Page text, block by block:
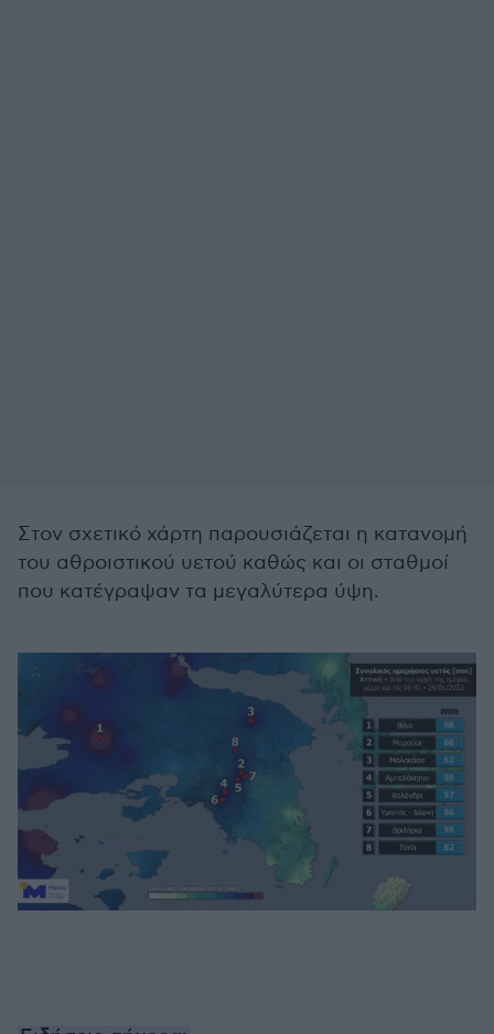
Στον σχετικό χάρτη παρουσιάζεται η κατανομή
του αθροιστικού υετού καθώς και οι σταθμοί
που κατέγραψαν τα μεγαλύτερα ύψη.